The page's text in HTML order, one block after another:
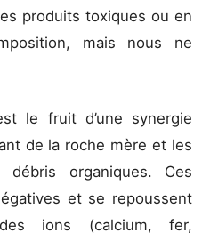
produits toxiques ou en
mais nous ne
le fruit d’une synergie
de la roche mère et les
débris organiques. Ces
et se repoussent
ions (calcium, fer,